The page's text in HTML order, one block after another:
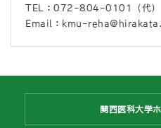
TEL：072-804-0101（代）
Email：kmu-
関西医科大学